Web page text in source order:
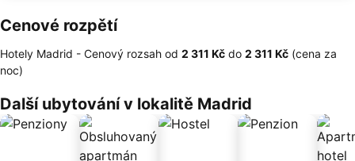
Cenové rozpětí
Hotely Madrid - Cenový rozsah od ‎2 311 Kč do ‎2 311 Kč (cena za
noc)
Další ubytování v lokalitě Madrid